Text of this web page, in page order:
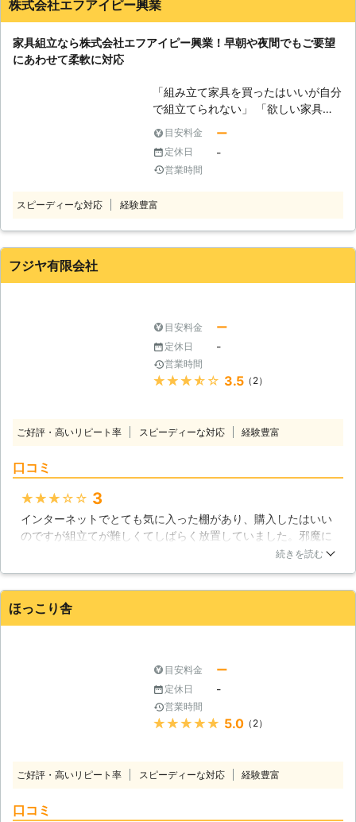
心ください。 どのような小さなお悩
決いたします。 もちろん、家具の移
様の生活をサポートしますので、お客
様の困ったをお聞かせください。
株式会社エフアイピー興業
家具組立なら株式会社エフアイピー興業！早朝や夜間でもご要望
にあわせて柔軟に対応
「組み立て家具を買ったはいいが自分
で組立てられない」 「欲しい家具が
あるが、自分組立なければならないか
ら不安」 「組立から模様替えのため
家具移動まで依頼したい」 このよう
に家具組立にお困りなら株式会社エフ
は埼玉県春日部市に拠点を置く業者で
で家具組立が難しいという場合や、組
立が苦手だから依頼したいという場合
など、家具組立の依頼にはさまざまな
経緯があるかと思います。当店では家
に部屋の家具の移動が必要となる場合
には、家具移動も承ります。お気軽に
も受け付けます！お客様の要望に柔軟
しても日中には家具を使えるように組
み立ててほしい」というようなご依頼
がありましたら、当店にお任せくださ
い。早朝や深夜のご依頼にも柔軟に対
応いたします。 株式会社エフアイピ
無理な組立は、落としたりぶつけたり
難しいかも……」というときにはぜひ
当店にご依頼くださいませ。
目安料金 ー
定休日 -
営業時間
スピーディーな対応 経験豊富
フジヤ有限会社
目安料金 ー
定休日 -
営業時間
★★★★★ 3.5（2）
ご好評・高いリピート率 スピーディーな対応 経験豊富
口コミ
★★★★★ 3
インターネットでとても気に入った棚があり、購入したはいい
のですが組立てが難しくてしばらく放置していました。邪魔に
なっているので休日中に組み立てようと決心して一応手をつけ
分もかからずに組み立てが終わりました。完成した棚の移動も
手伝ってくださり助かりました。
続きを読む
ほっこり舎
目安料金 ー
定休日 -
営業時間
★★★★★ 5.0（2）
ご好評・高いリピート率 スピーディーな対応 経験豊富
口コミ